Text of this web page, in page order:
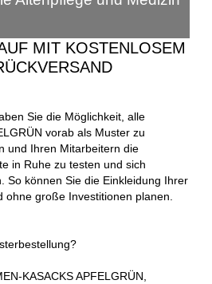
MIT KOSTENLOSEM
Sie die Möglichkeit, alle
vorab als Muster zu
und Ihren Mitarbeitern die
in Ruhe zu testen und sich
So können Sie die Einkleidung Ihrer
ohne große Investitionen planen.
KASACKS APFELGRÜN,